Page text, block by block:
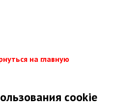
на главную
cookie